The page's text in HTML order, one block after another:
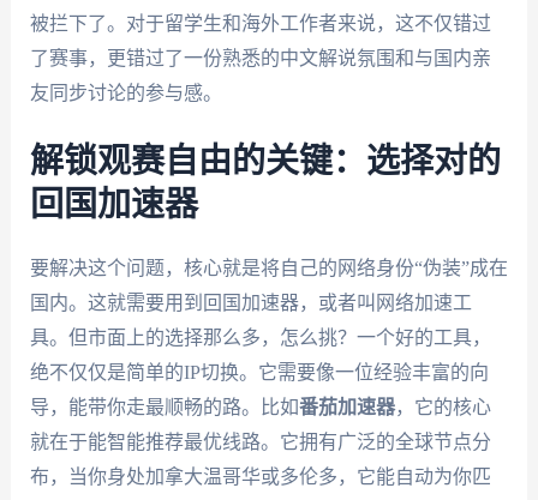
被拦下了。对于留学生和海外工作者来说，这不仅错过
了赛事，更错过了一份熟悉的中文解说氛围和与国内亲
友同步讨论的参与感。
解锁观赛自由的关键：选择对的
回国加速器
要解决这个问题，核心就是将自己的网络身份“伪装”成在
国内。这就需要用到回国加速器，或者叫网络加速工
具。但市面上的选择那么多，怎么挑？一个好的工具，
绝不仅仅是简单的IP切换。它需要像一位经验丰富的向
导，能带你走最顺畅的路。比如番茄加速器，它的核心
就在于能智能推荐最优线路。它拥有广泛的全球节点分
布，当你身处加拿大温哥华或多伦多，它能自动为你匹